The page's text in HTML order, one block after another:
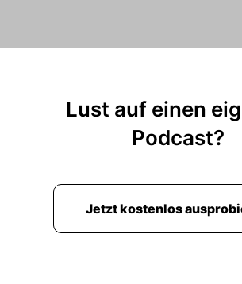
Lust auf einen
Podcast?
Jetzt kostenlos